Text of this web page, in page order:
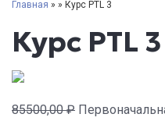
Главная » » Курс PTL 3
Курс PTL 3
85500,00₽